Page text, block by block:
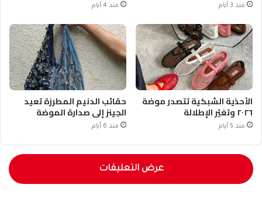
منذ 3 أيام منذ 4 أيام
الأحذية الشبكية تتصدر موضة
٢٠٢٦ وتغيّر الإطلالة
منذ 5 أيام
حقائب الدنيم المطرزة تعيد
الجينز إلى صدارة الموضة
منذ 6 أيام
عرض التعليقات